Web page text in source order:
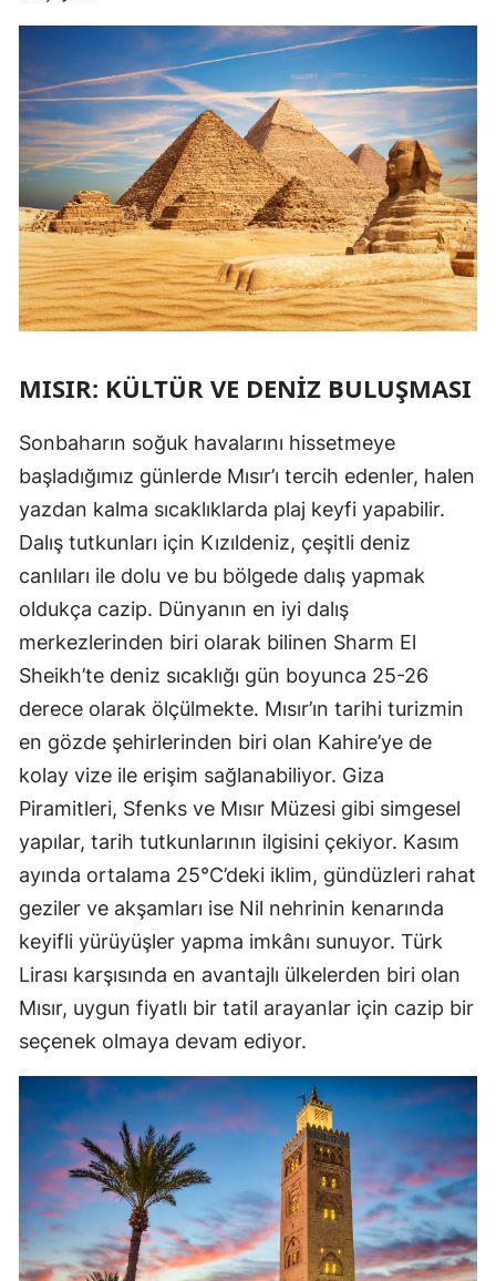
MISIR: KÜLTÜR VE DENIZ BULUŞMASI
Sonbaharın soğuk havalarını hissetmeye
başladığımız günlerde Mısır’ı tercih edenler, halen
yazdan kalma sıcaklıklarda plaj keyfi yapabilir.
Dalış tutkunları için Kızıldeniz, çeşitli deniz
canlıları ile dolu ve bu bölgede dalış yapmak
oldukça cazip. Dünyanın en iyi dalış
merkezlerinden biri olarak bilinen Sharm El
Sheikh’te deniz sıcaklığı gün boyunca 25-26
derece olarak ölçülmekte. Mısır’ın tarihi turizmin
en gözde şehirlerinden biri olan Kahire’ye de
kolay vize ile erişim sağlanabiliyor. Giza
Piramitleri, Sfenks ve Mısır Müzesi gibi simgesel
yapılar, tarih tutkunlarının ilgisini çekiyor. Kasım
ayında ortalama 25°C’deki iklim, gündüzleri rahat
geziler ve akşamları ise Nil nehrinin kenarında
keyifli yürüyüşler yapma imkânı sunuyor. Türk
Lirası karşısında en avantajlı ülkelerden biri olan
Mısır, uygun fiyatlı bir tatil arayanlar için cazip bir
seçenek olmaya devam ediyor.